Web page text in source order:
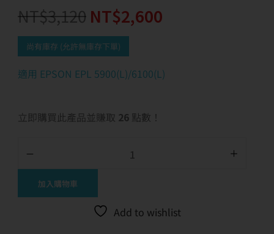
NT$3,120 NT$2,600
尚有庫存 (允許無庫存下單)
適用 EPSON EPL 5900(L)/6100(L)
立即購買此產品並賺取 26 點數！
加入購物車
Add to wishlist